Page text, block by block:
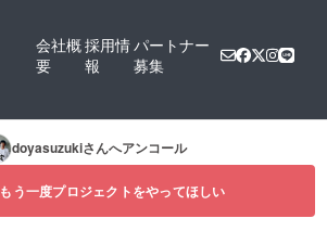
会社概
要
採用情
報
パートナー
募集
doyasuzukiさんへアンコール
もう一度プロジェクトをやってほしい